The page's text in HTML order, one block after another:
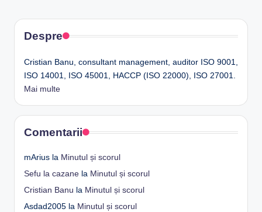
Despre
Cristian Banu, consultant management, auditor ISO 9001,
ISO 14001, ISO 45001, HACCP (ISO 22000), ISO 27001.
Mai multe
Comentarii
mArius la Minutul și scorul
Sefu la cazane la Minutul și scorul
Cristian Banu la Minutul și scorul
Asdad2005 la Minutul și scorul